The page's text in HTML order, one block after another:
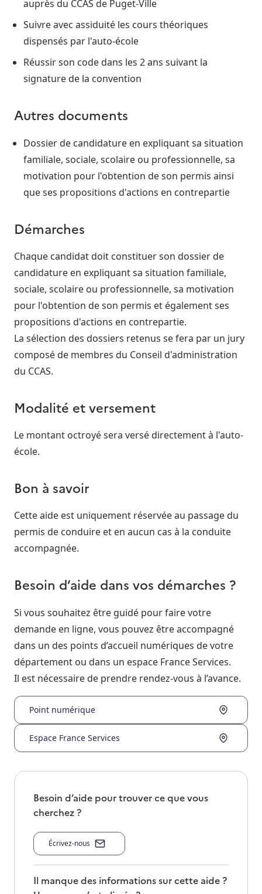
auprès du CCAS de Puget-Ville
Suivre avec assiduité les cours théoriques
dispensés par l'auto-école
Réussir son code dans les 2 ans suivant la
signature de la convention
Autres documents
Dossier de candidature en expliquant sa situation
familiale, sociale, scolaire ou professionnelle, sa
motivation pour l'obtention de son permis ainsi
que ses propositions d'actions en contrepartie
Démarches
Chaque candidat doit constituer son dossier de
candidature en expliquant sa situation familiale,
sociale, scolaire ou professionnelle, sa motivation
pour l'obtention de son permis et également ses
propositions d'actions en contrepartie.
La sélection des dossiers retenus se fera par un jury
composé de membres du Conseil d'administration
du CCAS.
Modalité et versement
Le montant octroyé sera versé directement à l'auto-
école.
Bon à savoir
Cette aide est uniquement réservée au passage du
permis de conduire et en aucun cas à la conduite
accompagnée.
Besoin d’aide dans vos démarches ?
Si vous souhaitez être guidé pour faire votre
demande en ligne, vous pouvez être accompagné
dans un des points d’accueil numériques de votre
département ou dans un espace France Services.
Il est nécessaire de prendre rendez-vous à l’avance.
Point numérique
Espace France Services
Besoin d’aide pour trouver ce que vous
cherchez ?
Écrivez-nous
Il manque des informations sur cette aide ?